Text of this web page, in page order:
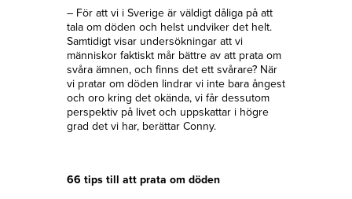
– För att vi i Sverige är väldigt dåliga på att
tala om döden och helst undviker det helt.
Samtidigt visar undersökningar att vi
människor faktiskt mår bättre av att prata om
svåra ämnen, och finns det ett svårare? När
vi pratar om döden lindrar vi inte bara ångest
och oro kring det okända, vi får dessutom
perspektiv på livet och uppskattar i högre
grad det vi har, berättar Conny.
66 tips till att prata om döden